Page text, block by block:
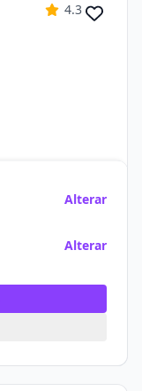
4.3
Alterar
Alterar